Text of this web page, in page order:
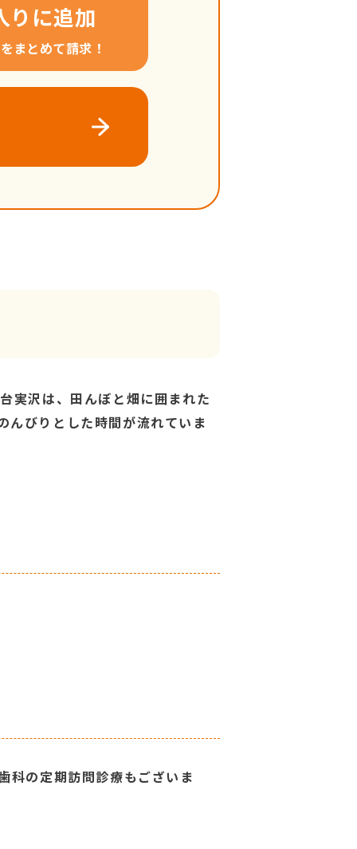
りに追加
まとめて請求！
実沢は、田んぼと畑に囲まれた
んびりとした時間が流れていま
科の定期訪問診療もございま